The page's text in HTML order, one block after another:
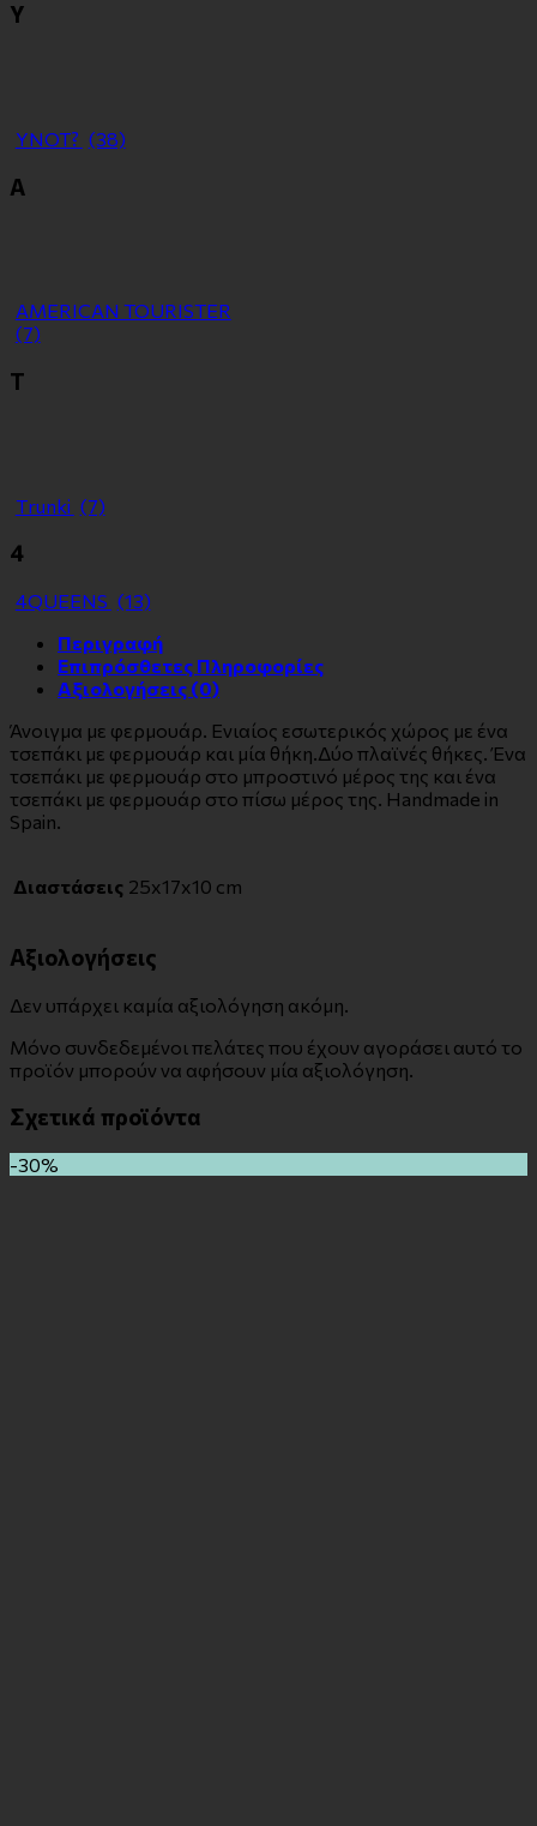
Y
YNOT? (38)
Α
ΑMERICAN TOURISTER
(7)
Τ
Τrunki (7)
4
4QUEENS (13)
Περιγραφή
Επιπρόσθετες Πληροφορίες
Αξιολογήσεις (0)
Άνοιγμα με φερμουάρ. Ενιαίος εσωτερικός χώρος με ένα
τσεπάκι με φερμουάρ και μία θήκη.Δύο πλαϊνές θήκες. Ένα
τσεπάκι με φερμουάρ στο μπροστινό μέρος της και ένα
τσεπάκι με φερμουάρ στο πίσω μέρος της. Handmade in
Spain.
Διαστάσεις 25x17x10 cm
Αξιολογήσεις
Δεν υπάρχει καμία αξιολόγηση ακόμη.
Μόνο συνδεδεμένοι πελάτες που έχουν αγοράσει αυτό το
προϊόν μπορούν να αφήσουν μία αξιολόγηση.
Σχετικά προϊόντα
-30%